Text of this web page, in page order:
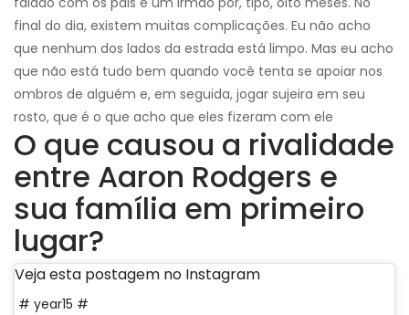
final do dia, existem muitas complicações. Eu não acho
que nenhum dos lados da estrada está limpo. Mas eu acho
que não está tudo bem quando você tenta se apoiar nos
ombros de alguém e, em seguida, jogar sujeira em seu
rosto, que é o que acho que eles fizeram com ele
O que causou a rivalidade
entre Aaron Rodgers e
sua família em primeiro
lugar?
Veja esta postagem no Instagram
# year15 #